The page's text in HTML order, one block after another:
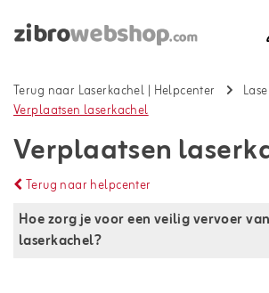
Terug naar Laserkachel | Helpcenter
Verplaatsen laserkachel
Verplaatsen
Terug naar helpcenter
Hoe zorg je voor een veilig vervoer
laserkachel?